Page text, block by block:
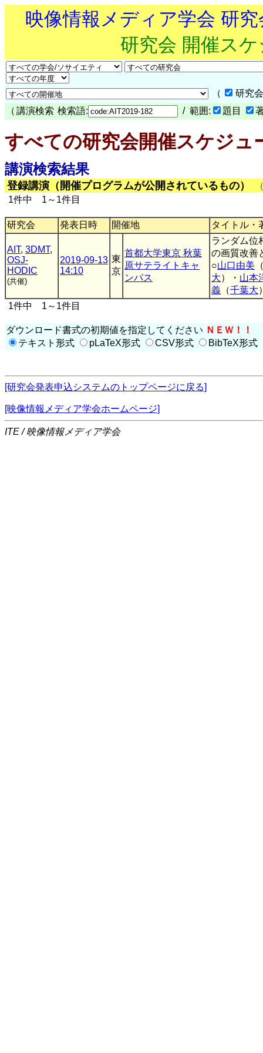
映像情報メディア学会 研
研究会 開催ス
（
研究
（ 講演検索 検索語: / 範囲: 題目
すべての研究会開催スケジュ
講演検索結果
登録講演（開催プログラムが公開されているもの）
1件中 1～1件目
研究会 発表日時 開催地 タイトル・
AIT, 3DMT,
OSJ-
HODIC
(共催)
2019-09-13
14:10
東
京
首都大学東京 秋葉
原サテライトキャ
ンパス
ランダム位
の画質改善
○山口由美
大）・ 山本
義 （千葉大
1件中 1～1件目
ダウンロード書式の初期値を指定してください ＮＥＷ！！
テキスト形式
pLaTeX形式 CSV形式 BibTeX形式
[研究会発表申込システムのトップページに戻る]
[映像情報メディア学会ホームページ]
ITE / 映像情報メディア学会